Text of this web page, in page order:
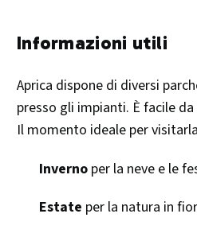
Informazioni utili
Aprica dispone di diversi
presso gli impianti. È facile
Il momento ideale per
Inverno per la neve e le
Estate per la natura in